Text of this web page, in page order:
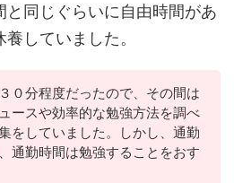
と同じぐらいに自由時間があ
していました。
０分程度だったので、その間は
ースや効率的な勉強方法を調べ
をしていました。しかし、通勤
通勤時間は勉強することをおす